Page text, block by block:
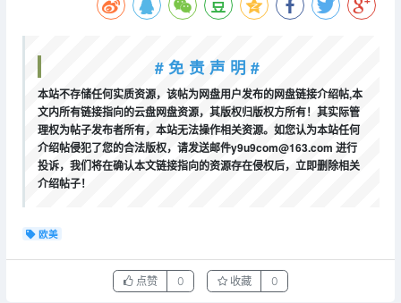
# 免 责 声 明 #
本站不存储任何实质资源，该帖为网盘用户发布的网盘链接介绍帖,本
文内所有链接指向的云盘网盘资源，其版权归版权方所有！其实际管
理权为帖子发布者所有，本站无法操作相关资源。如您认为本站任何
介绍帖侵犯了您的合法版权，请发送邮件y9u9com@163.com 进行
投诉，我们将在确认本文链接指向的资源存在侵权后，立即删除相关
介绍帖子！
欧美
点赞 0 收藏 0